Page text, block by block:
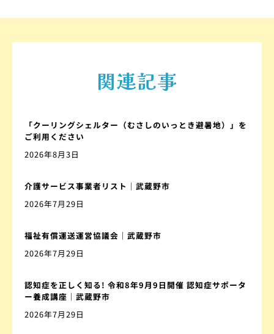
関連記事
「クーリングシェルター（むさしのいっとき避暑地）」を
ご利用ください
2026年8月3日
介護サービス事業者リスト｜武蔵野市
2026年7月29日
福祉有償運送運営協議会｜武蔵野市
2026年7月29日
認知症を正しく知る! 令和8年9月9日開催 認知症サポータ
ー養成講座｜武蔵野市
2026年7月29日